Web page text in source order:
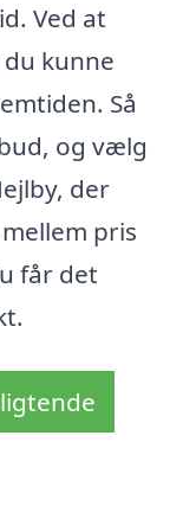
Ved at
kunne
Så
og vælg
der
pris
får det